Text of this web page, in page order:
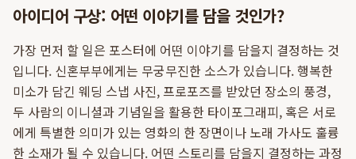
아이디어 구상: 어떤 이야기를 담을 것인가?
가장 먼저 할 일은 포스터에 어떤 이야기를 담을지 결정하는 것
입니다. 신혼부부에게는 무궁무진한 소스가 있습니다. 행복한
미소가 담긴 웨딩 스냅 사진, 프로포즈를 받았던 장소의 풍경,
두 사람의 이니셜과 기념일을 활용한 타이포그래피, 혹은 서로
에게 특별한 의미가 있는 영화의 한 장면이나 노래 가사도 훌륭
한 소재가 될 수 있습니다. 어떤 스토리를 담을지 결정하는 과정